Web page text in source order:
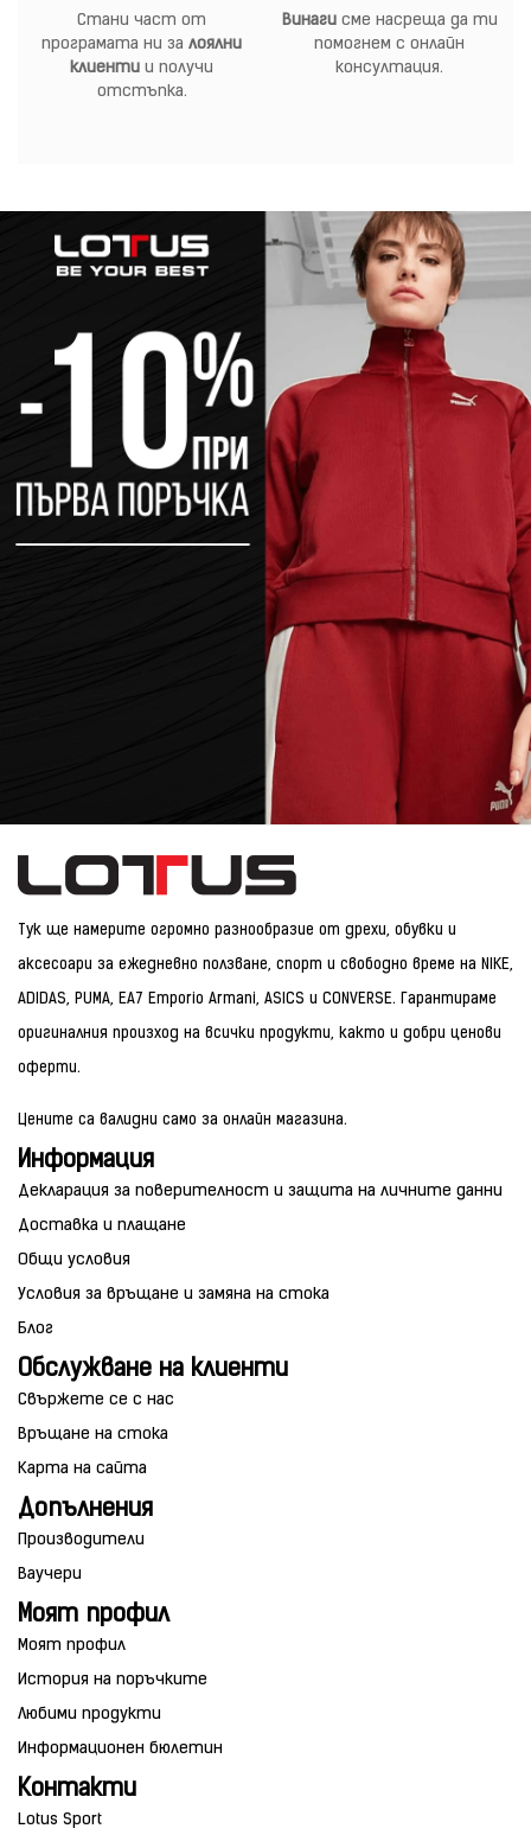
Стани част от
програмата ни за лоялни
клиенти и получи
отстъпка.
Винагисме насреща да ти
помогнем с онлайн
консултация.
Тук ще намерите огромно разнообразие от дрехи, обувки и
аксесоари за ежедневно ползване, спорт и свободно време на NIKE,
ADIDAS, PUMA, EA7 Emporio Armani, ASICS и CONVERSE. Гарантираме
оригиналния произход на всички продукти, както и добри ценови
оферти.
Цените са валидни само за онлайн магазина.
Информация
Декларация за поверителност и защита на личните данни
Доставка и плащане
Общи условия
Условия за връщане и замяна на стока
Блог
Обслужване на клиенти
Свържете се с нас
Връщане на стока
Карта на сайта
Допълнения
Производители
Ваучери
Моят профил
Моят профил
История на поръчките
Любими продукти
Информационен бюлетин
Контакти
Lotus Sport